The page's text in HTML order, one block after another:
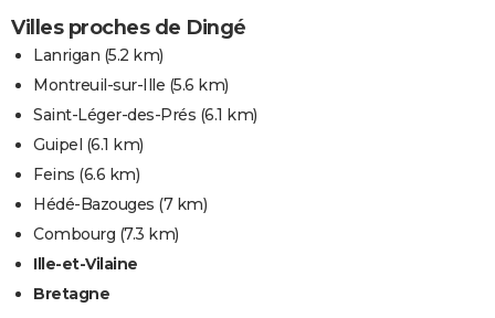
Villes proches de Dingé
Lanrigan (5.2 km)
Montreuil-sur-Ille (5.6 km)
Saint-Léger-des-Prés (6.1 km)
Guipel (6.1 km)
Feins (6.6 km)
Hédé-Bazouges (7 km)
Combourg (7.3 km)
Ille-et-Vilaine
Bretagne